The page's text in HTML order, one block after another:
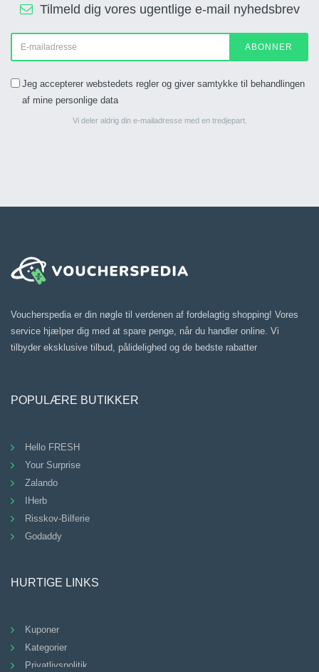
Tilmeld dig vores ugentlige e-mail nyhedsbrev
ABONNER
Jeg accepterer webstedets regler og giver samtykke til behandlingen
af mine personlige data
Vi deler aldrig din e-mailadresse med en tredjepart.
Voucherspedia er din nøgle til verdenen af fordelagtig shopping! Vores
service hjælper dig med at spare penge, når du handler online. Vi
tilbyder eksklusive tilbud, pålidelighed og de bedste rabatter
POPULÆRE BUTIKKER
Hello FRESH
Your Surprise
Zalando
IHerb
Risskov-Bilferie
Godaddy
HURTIGE LINKS
Kuponer
Kategorier
Privatlivspolitik